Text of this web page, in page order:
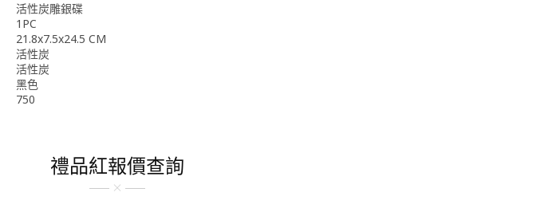
活性炭雕銀碟
1PC
21.8x7.5x24.5 CM
活性炭
活性炭
黑色
750
禮品紅報價查詢